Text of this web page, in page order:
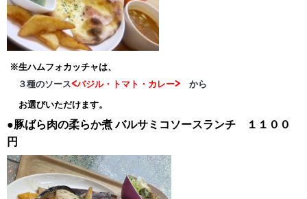
※生ハムフォカッチャは、
３種のソース<バジル・トマト・カレー> から
お選びいただけます。
●豚ばら肉の柔らか煮バルサミコソースランチ １１００
円